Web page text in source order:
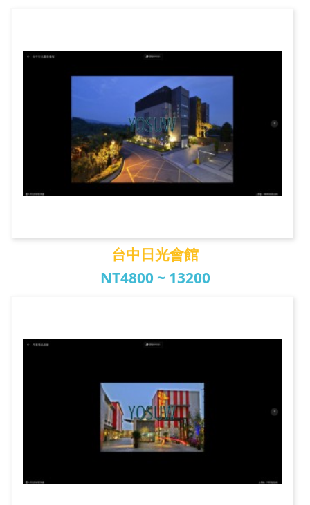
台中日光會館
NT4800 ~ 13200